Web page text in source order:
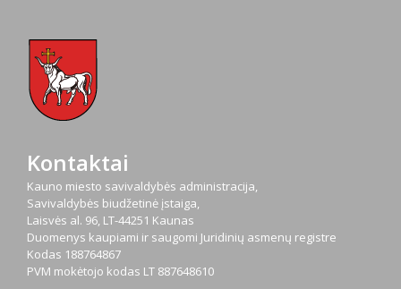
Kontaktai
Kauno miesto savivaldybės administracija,
Savivaldybės biudžetinė įstaiga,
Laisvės al. 96, LT-44251 Kaunas
Duomenys kaupiami ir saugomi Juridinių asmenų registre
Kodas 188764867
PVM mokėtojo kodas LT 887648610